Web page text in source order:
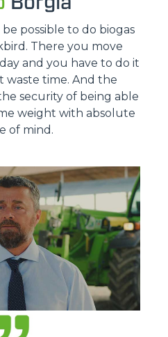
possible to do biogas
There you move
and you have to do it
waste time. And the
security of being able
weight with absolute
of mind.